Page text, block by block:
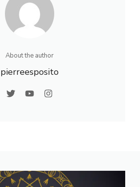
About the author
pierreesposito